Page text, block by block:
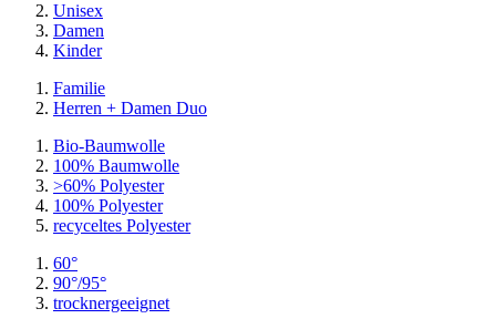
Unisex
Damen
Kinder
Familie
Herren + Damen Duo
Bio-Baumwolle
100% Baumwolle
>60% Polyester
100% Polyester
recyceltes Polyester
60°
90°/95°
trocknergeeignet